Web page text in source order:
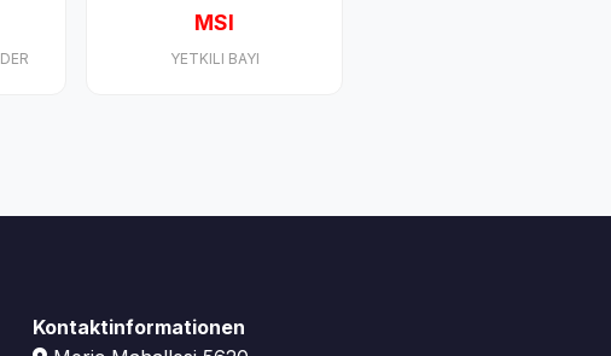
MSI
YETKILI BAYI
Kontaktinformationen